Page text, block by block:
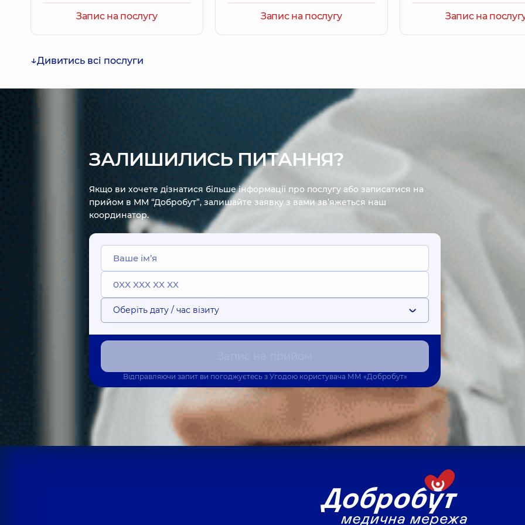
Терапевт; Кардіолог, Терапевт; Лікар
Запис на послугу Запис на послугу Запис на
Дивитись всі послуги
ЗАЛИШИЛИСЬ ПИТАННЯ?
Якщо ви хочете дізнатися більше інформації про послугу або записатися на
прийом в ММ “Добробут”, залишайте заявку з вами зв’яжеться наш
координатор.
Оберіть дату / час візиту
Відправляючи запит ви погоджуєтесь з Угодою користувача ММ «Добробут»